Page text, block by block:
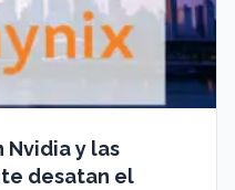
Nvidia y las
desatan el